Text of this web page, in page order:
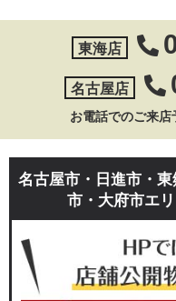
東海店
名古屋店
お電話でのご来店
名古屋市・日進市・
市・大府市エ